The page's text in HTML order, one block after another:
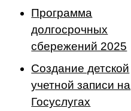
Программа
долгосрочных
сбережений 2025
Создание детской
учетной записи на
Госуслугах